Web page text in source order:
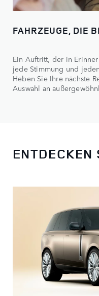
FAHRZEUGE, DIE
Ein Auftritt, der in
jede Stimmung und
Heben Sie Ihre nächste
Auswahl an
ENTDECKEN